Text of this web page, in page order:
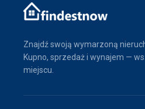
Znajdź swoją wymarzoną
Kupno, sprzedaż i wynajem —
miejscu.